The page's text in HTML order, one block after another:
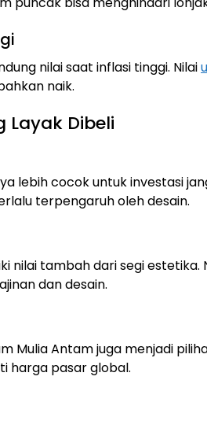
nilai saat inflasi tinggi. Nilai
naik.
Layak Dibeli
lebih cocok untuk investasi
terpengaruh oleh desain.
nilai tambah dari segi estetika.
dan desain.
Mulia Antam juga menjadi
harga pasar global.